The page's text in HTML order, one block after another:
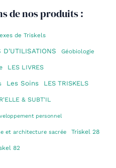
de nos produits :
de Triskels
D'UTILISATIONS Géobiologie
LES LIVRES
Les Soins LES TRISKELS
& SUBT'IL
personnel
et architecture sacrée Triskel 28
82